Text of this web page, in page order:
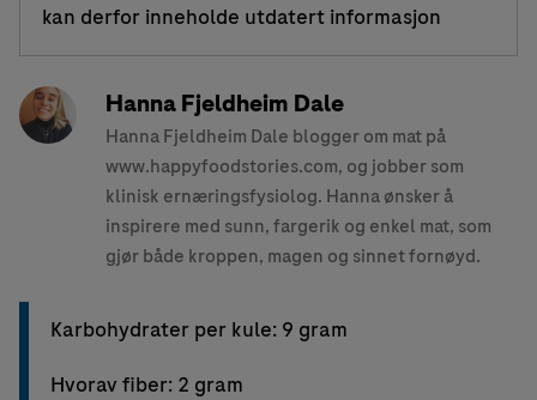
kan derfor inneholde utdatert informasjon
Hanna Fjeldheim Dale
Hanna Fjeldheim Dale blogger om mat på
www.happyfoodstories.com, og jobber som
klinisk ernæringsfysiolog. Hanna ønsker å
inspirere med sunn, fargerik og enkel mat, som
gjør både kroppen, magen og sinnet fornøyd.
Karbohydrater per kule: 9 gram
Hvorav fiber: 2 gram